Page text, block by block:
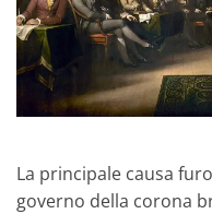
La principale causa
governo della corona